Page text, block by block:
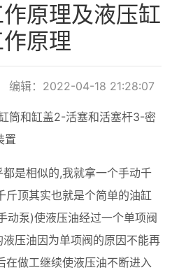
原理及液压缸
原理
编辑：2022-04-18 21:28:07
筒和缸盖2-活塞和活塞杆3-密
置
是相似的,我就拿一个手动千
斤顶其实也就是个简单的油缸
动泵)使液压油经过一个单项阀
压油因为单项阀的原因不能再
在做工继续使液压油不断进入